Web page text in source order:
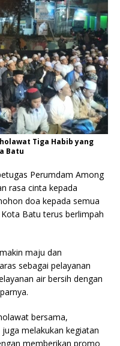
Tiga Habib yang
Batu
Perumdam Among
rasa cinta kepada
doa kepada semua
Batu terus berlimpah
maju dan
sebagai pelayanan
air bersih dengan
bersama,
melakukan kegiatan
memberikan promo